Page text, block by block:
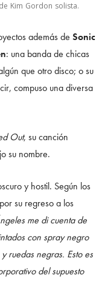
Kim Gordon solista.
además de Sonic
: una banda de chicas
que otro disco; o su
compuso una diversa
Out, su canción
su nombre.
y hostil. Según los
su regreso a los
me di cuenta de
con spray negro
ruedas negras. Esto es
del supuesto